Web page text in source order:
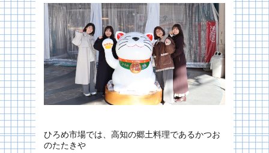
ひろめ市場では、高知の郷土料理であるかつお
のたたきや